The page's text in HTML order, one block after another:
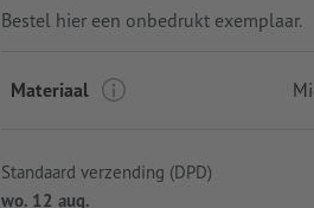
Bestel hier een onbedrukt exemplaar.
Materiaal
Standaard verzending (DPD)
wo. 12 aug.